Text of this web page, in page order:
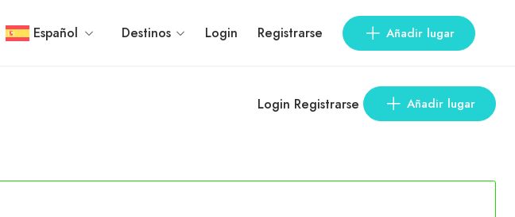
Español Destinos Login Registrarse Añadir lugar
Login Registrarse Añadir lugar